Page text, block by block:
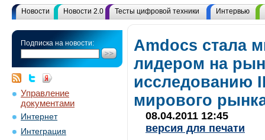
Новости Новости 2.0 Тесты цифровой техники Интервью
Подписка на новости:
Управление
документами
Интернет
Интеграция
Amdocs стала
лидером на
исследованию
мирового
08.04.2011 12:45
версия для печати